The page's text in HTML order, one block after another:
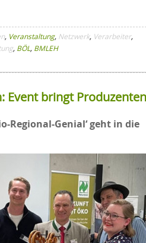
, Veranstaltung, Netzwerk, Verarbeiter,
, BÖL, BMLEH
Event bringt Produzenten
Regional-Genial‘ geht in die